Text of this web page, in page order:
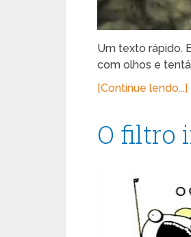
Um texto rápido.
com olhos e
[Continue lendo...]
O filtro